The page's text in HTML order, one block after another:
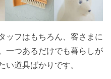
ッフはもちろん、客さまに
一つあるだけでも暮らしが
道具ばかりです。